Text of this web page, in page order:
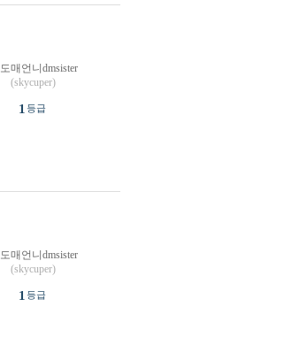
도매언니dmsister
(skycuper)
1 등급
도매언니dmsister
(skycuper)
1 등급